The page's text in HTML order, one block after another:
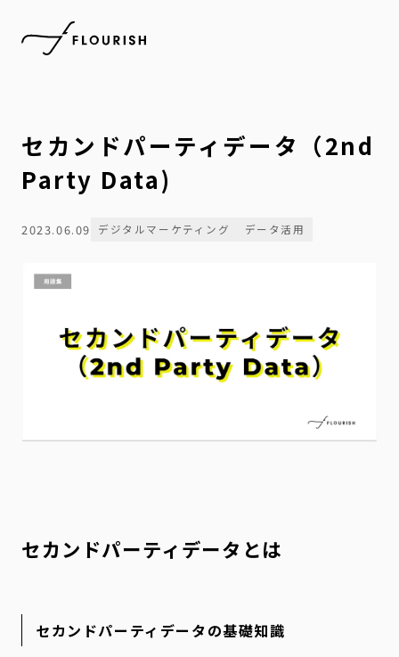
セカンドパーティデータ（2nd
Party Data)
2023.06.09 デジタルマーケティング データ活用
セカンドパーティデータとは
セカンドパーティデータの基礎知識